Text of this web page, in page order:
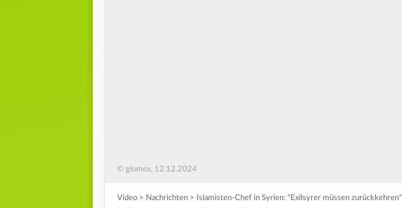
© glomex, 12.12.2024
Video > Nachrichten > Islamisten-Chef in Syrien: "Exilsyrer müssen zurückkehren"